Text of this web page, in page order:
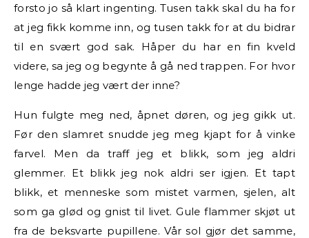
forsto jo så klart ingenting. Tusen takk skal du ha for
at jeg fikk komme inn, og tusen takk for at du bidrar
til en svært god sak. Håper du har en fin kveld
videre, sa jeg og begynte å gå ned trappen. For hvor
lenge hadde jeg vært der inne?
Hun fulgte meg ned, åpnet døren, og jeg gikk ut.
Før den slamret snudde jeg meg kjapt for å vinke
farvel. Men da traff jeg et blikk, som jeg aldri
glemmer. Et blikk jeg nok aldri ser igjen. Et tapt
blikk, et menneske som mistet varmen, sjelen, alt
som ga glød og gnist til livet. Gule flammer skjøt ut
fra de beksvarte pupillene. Vår sol gjør det samme,